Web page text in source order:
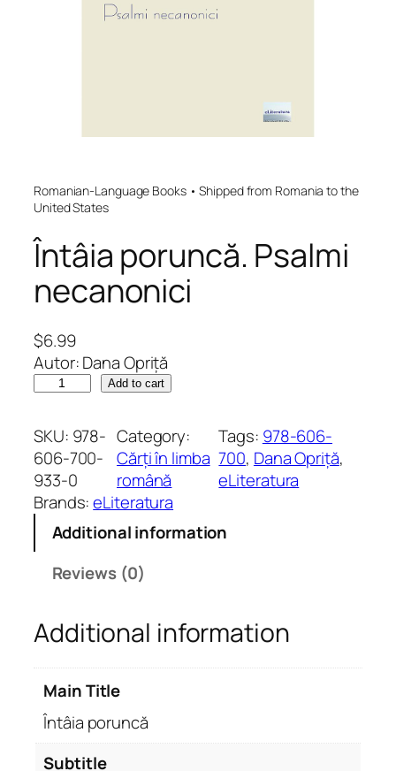
Romanian-Language Books • Shipped from Romania to the
United States
Întâia poruncă. Psalmi
necanonici
$6.99
Autor: Dana Opriță
t
â
i
a
p
c
ă
.
a
Add to cart
SKU: 978-
606-700-
933-0
Category:
Cărți în limba
română
Tags: 978-606-
700, Dana Opriță
eLiteratura
Brands:eLiteratura
Additional information
Reviews (0)
Additional information
Main Title
Întâia poruncă
Subtitle